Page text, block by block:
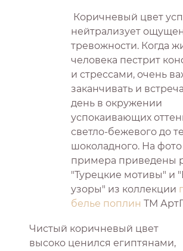
Коричневый цвет
нейтрализует
тревожности. Когда
человека пестрит
и стрессами, очень
заканчивать и
день в окружении
успокаивающих
светло-бежевого до
шоколадного. На фото
примера приведены
"Турецкие мотивы" и
узоры" из коллекции
белье поплин ТМ
Чистый коричневый цвет
высоко ценился египтянами,